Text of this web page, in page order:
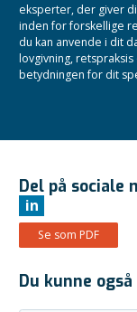
eksperter, der giver
inden for forskellige
du kan anvende i dit
lovgivning,
betydningen for dit
Del på sociale
in
Se som PDF
Du kunne